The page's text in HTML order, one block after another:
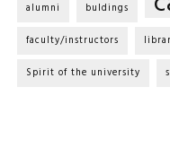
alumni buldings
faculty/instructors
Spirit of the university